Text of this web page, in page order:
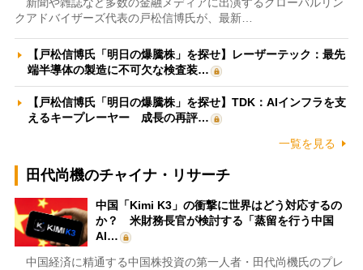
クアドバイザーズ代表の戸松信博氏が、最新…
【戸松信博氏「明日の爆騰株」を探せ】レーザーテック：最先
端半導体の製造に不可欠な検査装…
【戸松信博氏「明日の爆騰株」を探せ】TDK：AIインフラを支
えるキープレーヤー 成長の再評…
一覧を見る
田代尚機のチャイナ・リサーチ
中国「Kimi K3」の衝撃に世界はどう対応するの
か？ 米財務長官が検討する「蒸留を行う中国
AI…
中国経済に精通する中国株投資の第一人者・田代尚機氏のプレ